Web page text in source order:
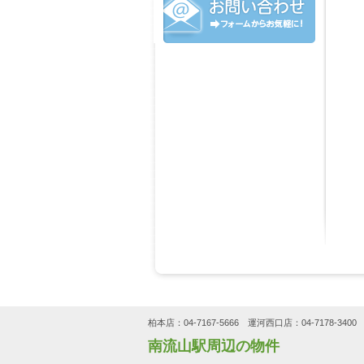
柏本店：04-7167-5666 運河西口店：04-7178-3400
南流山駅周辺の物件